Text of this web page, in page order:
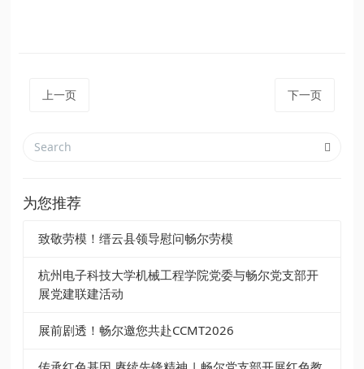
上一页 下一页
为您推荐
致敬劳模！缙云县领导慰问畅尔劳模
杭州电子科技大学机械工程学院党委与畅尔党支部开
展党建联建活动
展前剧透！畅尔邀您共赴CCMT2026